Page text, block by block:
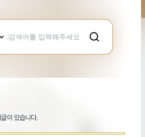
검
색
입
이 있습니다.